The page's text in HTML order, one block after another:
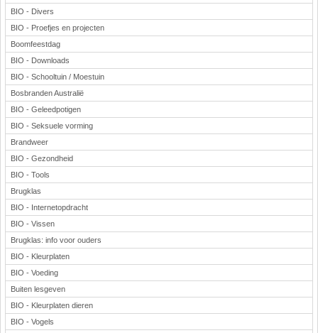
BIO - Divers
BIO - Proefjes en projecten
Boomfeestdag
BIO - Downloads
BIO - Schooltuin / Moestuin
Bosbranden Australië
BIO - Geleedpotigen
BIO - Seksuele vorming
Brandweer
BIO - Gezondheid
BIO - Tools
Brugklas
BIO - Internetopdracht
BIO - Vissen
Brugklas: info voor ouders
BIO - Kleurplaten
BIO - Voeding
Buiten lesgeven
BIO - Kleurplaten dieren
BIO - Vogels